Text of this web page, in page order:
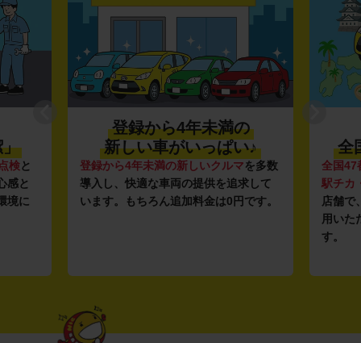
」
検と
感と
境に
登録から4年未満の
新しい車がいっぱい♪
登録から4年未満の新しいクルマを多数
導入し、快適な車両の提供を追求して
います。もちろん追加料金は0円です。
全
全国47
駅チカ
店舗で
用いた
す。